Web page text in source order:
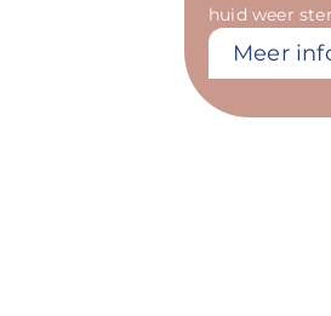
huid weer
Meer